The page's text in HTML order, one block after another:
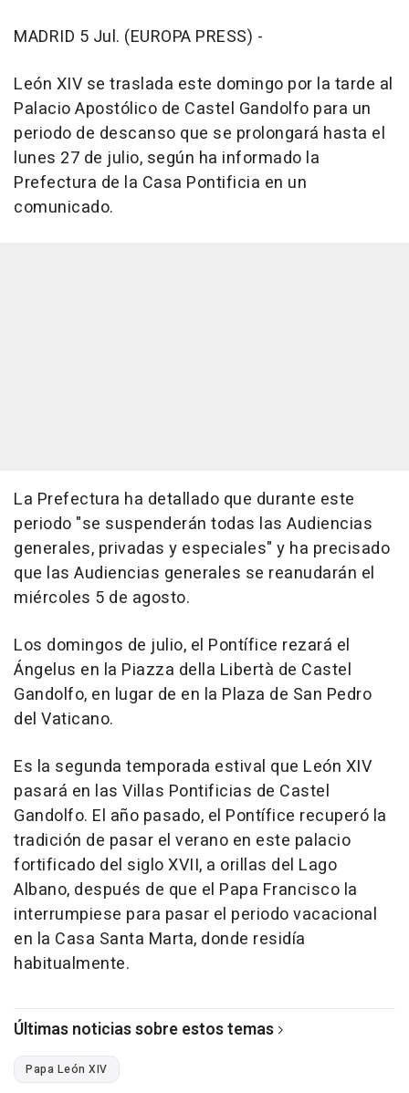
MADRID 5 Jul. (EUROPA PRESS) -
León XIV se traslada este domingo por la tarde al
Palacio Apostólico de Castel Gandolfo para un
periodo de descanso que se prolongará hasta el
lunes 27 de julio, según ha informado la
Prefectura de la Casa Pontificia en un
comunicado.
La Prefectura ha detallado que durante este
periodo "se suspenderán todas las Audiencias
generales, privadas y especiales" y ha precisado
que las Audiencias generales se reanudarán el
miércoles 5 de agosto.
Los domingos de julio, el Pontífice rezará el
Ángelus en la Piazza della Libertà de Castel
Gandolfo, en lugar de en la Plaza de San Pedro
del Vaticano.
Es la segunda temporada estival que León XIV
pasará en las Villas Pontificias de Castel
Gandolfo. El año pasado, el Pontífice recuperó la
tradición de pasar el verano en este palacio
fortificado del siglo XVII, a orillas del Lago
Albano, después de que el Papa Francisco la
interrumpiese para pasar el periodo vacacional
en la Casa Santa Marta, donde residía
habitualmente.
Últimas noticias sobre estos temas
Papa León XIV